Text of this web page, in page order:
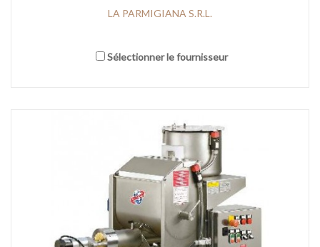
LA PARMIGIANA S.R.L.
Sélectionner le fournisseur